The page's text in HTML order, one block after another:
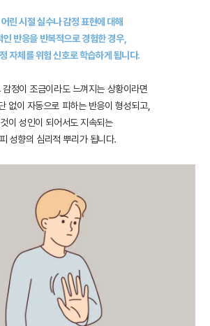
어린 시절 실수나 감정 표현에 대해
인 반응을 반복적으로 경험한 경우,
자체를 위험 신호로 학습하게 됩니다.
감정이 조금이라도 느껴지는 상황이라면
없이 자동으로 피하는 반응이 형성되고,
이 성인이 되어서도 지속되는
성향의 심리적 뿌리가 됩니다.